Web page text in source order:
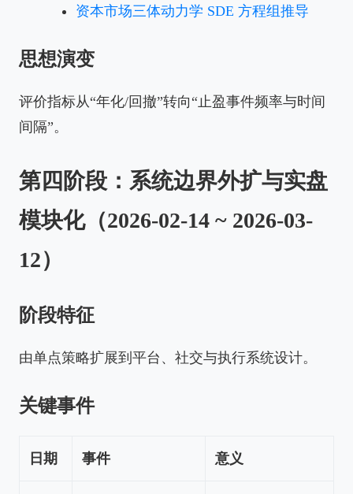
资本市场三体动力学 SDE 方程组推导
思想演变
评价指标从“年化/回撤”转向“止盈事件频率与时间
间隔”。
第四阶段：系统边界外扩与实盘
模块化（2026-02-14 ~ 2026-03-
12）
阶段特征
由单点策略扩展到平台、社交与执行系统设计。
关键事件
日期 事件 意义